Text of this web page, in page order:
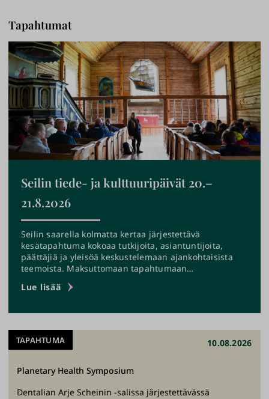
Tapahtumat
Seilin tiede- ja kulttuuripäivät 20.–
21.8.2026
Seilin saarella kolmatta kertaa järjestettävä
kesätapahtuma kokoaa tutkijoita, asiantuntijoita,
päättäjiä ja yleisöä keskustelemaan ajankohtaisista
teemoista. Maksuttomaan tapahtumaan…
Lue lisää
›
TAPAHTUMA 10.08.2026
Planetary Health Symposium
Dentalian Arje Scheinin -salissa järjestettävässä